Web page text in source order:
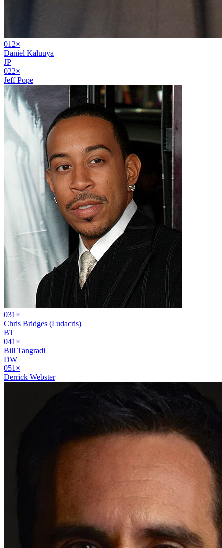
01 2×
Daniel Kaluuya
JP
022×
Jeff Pope
031 ×
Chris Bridges (Ludacris)
BT
041 ×
Bill Tangradi
DW
051 ×
Derrick Webster